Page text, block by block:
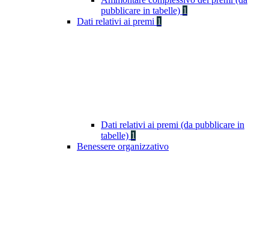
pubblicare in tabelle) 1
Dati relativi ai premi 1
Dati relativi ai premi (da pubblicare in
tabelle) 1
Benessere organizzativo